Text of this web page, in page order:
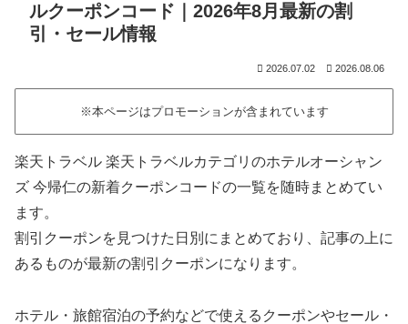
ルクーポンコード｜2026年8月最新の割
引・セール情報
2026.07.02 2026.08.06
※本ページはプロモーションが含まれています
楽天トラベル 楽天トラベルカテゴリのホテルオーシャン
ズ 今帰仁の新着クーポンコードの一覧を随時まとめてい
ます。
割引クーポンを見つけた日別にまとめており、記事の上に
あるものが最新の割引クーポンになります。
ホテル・旅館宿泊の予約などで使えるクーポンやセール・